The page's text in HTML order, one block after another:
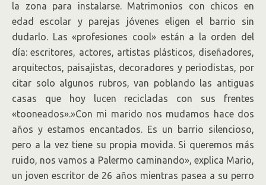
la zona para instalarse. Matrimonios con chicos en
edad escolar y parejas jóvenes eligen el barrio sin
dudarlo. Las «profesiones cool» están a la orden del
día: escritores, actores, artistas plásticos, diseñadores,
arquitectos, paisajistas, decoradores y periodistas, por
citar solo algunos rubros, van poblando las antiguas
casas que hoy lucen recicladas con sus frentes
«tooneados».»Con mi marido nos mudamos hace dos
años y estamos encantados. Es un barrio silencioso,
pero a la vez tiene su propia movida. Si queremos más
ruido, nos vamos a Palermo caminando», explica Mario,
un joven escritor de 26 años mientras pasea a su perro